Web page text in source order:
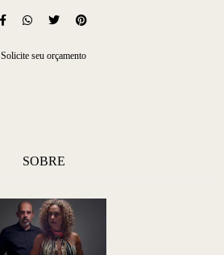
Solicite seu orçamento
SOBRE